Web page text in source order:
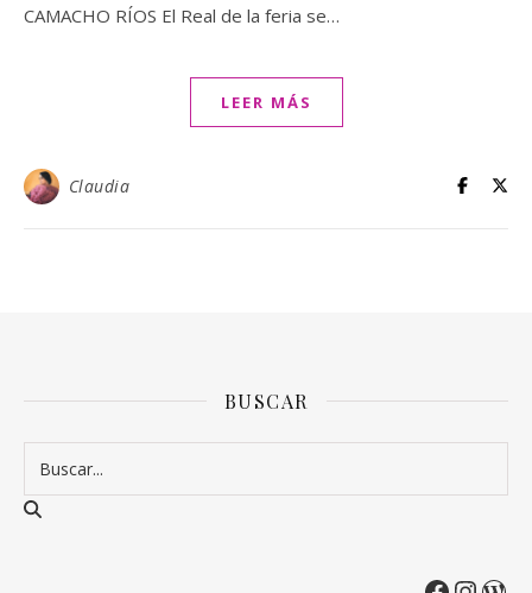
CAMACHO RÍOS El Real de la feria se…
LEER MÁS
Claudia
BUSCAR